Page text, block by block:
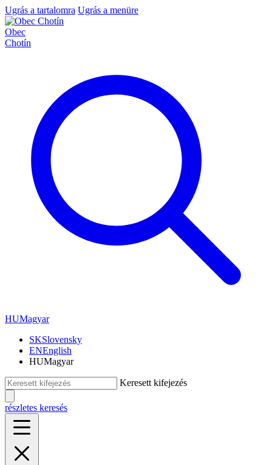
Ugrás a tartalomra Ugrás a menüre
Obec
Chotín
HUMagyar
SKSlovensky
ENEnglish
HUMagyar
Keresett kifejezés
részletes keresés